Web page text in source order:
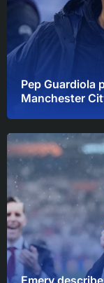
Pep Guardiola
Manchester
Emery